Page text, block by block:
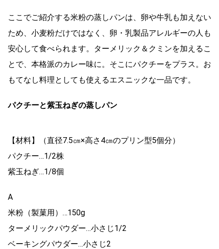
ここでご紹介する米粉の蒸しパンは、卵や牛乳も加えない
ため、小麦粉だけではなく、卵・乳製品アレルギーの人も
安心して食べられます。ターメリック＆クミンを加えるこ
とで、本格派のカレー味に。そこにパクチーをプラス。お
もてなし料理としても使えるエスニックな一品です。
パクチーと紫玉ねぎの蒸しパン
【材料】（直径7.5㎝×高さ4㎝のプリン型5個分）
パクチー…1/2株
紫玉ねぎ…1/8個
A
米粉（製菓用）…150g
ターメリックパウダー…小さじ1/2
ベーキングパウダー…小さじ2